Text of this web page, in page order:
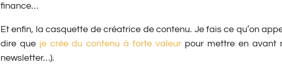
finance…
Et enfin, la casquette de créatrice de contenu. Je fais ce qu’on
dire que je crée du contenu à forte valeur pour mettre en avant
newsletter…).